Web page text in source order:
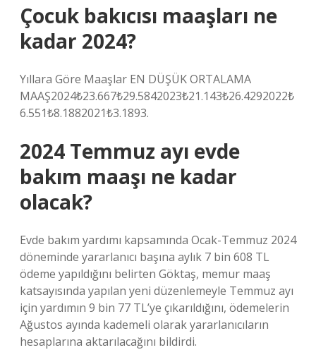
Çocuk bakıcısı maaşları ne
kadar 2024?
Yıllara Göre Maaşlar EN DÜŞÜK ORTALAMA
MAAŞ2024₺23.667₺29.5842023₺21.143₺26.4292022₺
6.551₺8.1882021₺3.1893.
2024 Temmuz ayı evde
bakım maaşı ne kadar
olacak?
Evde bakım yardımı kapsamında Ocak-Temmuz 2024
döneminde yararlanıcı başına aylık 7 bin 608 TL
ödeme yapıldığını belirten Göktaş, memur maaş
katsayısında yapılan yeni düzenlemeyle Temmuz ayı
için yardımın 9 bin 77 TL’ye çıkarıldığını, ödemelerin
Ağustos ayında kademeli olarak yararlanıcıların
hesaplarına aktarılacağını bildirdi.